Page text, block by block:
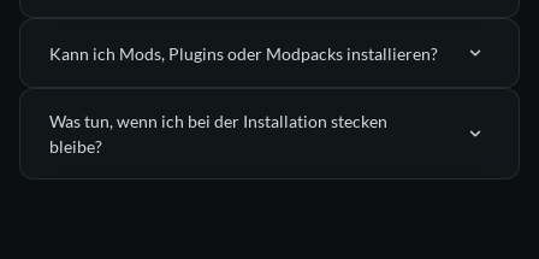
Klick starten
Nitroserv Manager
Kann ich Mods, Plugins oder Modpacks installieren?
Was tun, wenn ich bei der Installation stecken
bleibe?